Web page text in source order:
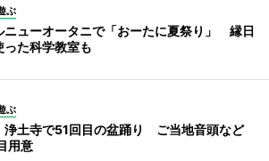
ぶ
ニューオータニで「おーたに夏祭り」 縁日
った科学教室も
ぶ
浄土寺で51回目の盆踊り ご当地音頭など
用意